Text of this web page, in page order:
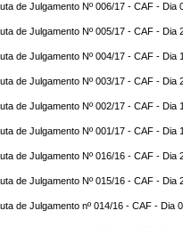
de Julgamento Nº 006/17 - CAF - Dia
de Julgamento Nº 005/17 - CAF - Dia
de Julgamento Nº 004/17 - CAF - Dia
de Julgamento Nº 003/17 - CAF - Dia
de Julgamento Nº 002/17 - CAF - Dia
de Julgamento Nº 001/17 - CAF - Dia
de Julgamento Nº 016/16 - CAF - Dia
de Julgamento Nº 015/16 - CAF - Dia
de Julgamento nº 014/16 - CAF - Dia